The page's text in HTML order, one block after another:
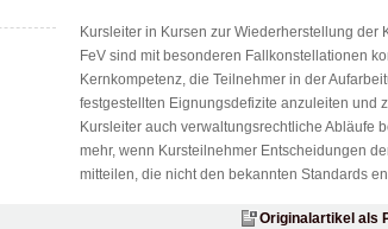
Kursleiter in Kursen zur Wiederherstellung der
FeV sind mit besonderen Fallkonstellationen
Kernkompetenz, die Teilnehmer in der
festgestellten Eignungsdefizite anzuleiten und
Kursleiter auch verwaltungsrechtliche Abläufe
mehr, wenn Kursteilnehmer Entscheidungen
mitteilen, die nicht den bekannten Standards
Originalartikel als